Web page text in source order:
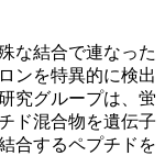
な結合で連なった
ンを特異的に検出
究グループは、蛍
ド混合物を遺伝子
合するペプチドを